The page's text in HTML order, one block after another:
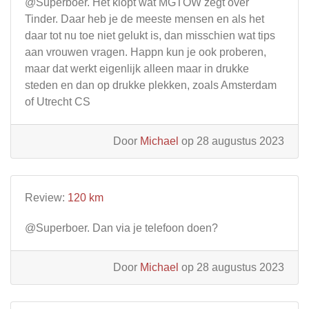
Tinder. Daar heb je de meeste mensen en als het
daar tot nu toe niet gelukt is, dan misschien wat tips
aan vrouwen vragen. Happn kun je ook proberen,
maar dat werkt eigenlijk alleen maar in drukke
steden en dan op drukke plekken, zoals Amsterdam
of Utrecht CS
Door Michael op 28 augustus 2023
Review: 120 km
@Superboer. Dan via je telefoon doen?
Door Michael op 28 augustus 2023